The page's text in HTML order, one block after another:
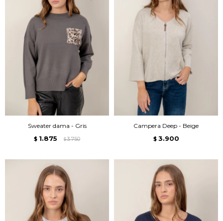
Sweater dama - Gris
$ 1.875 $ 3.750
Campera Deep - Beige
$ 3.900